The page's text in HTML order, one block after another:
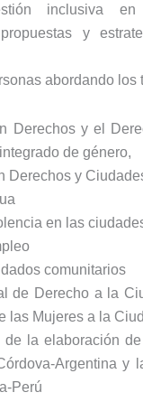
inclusiva
y
abordando los
Derechos y el
de género,
Derechos y
en las
comunitarios
de Derecho a la
las Mujeres a la
de la elaboración
Argentina y
Perú